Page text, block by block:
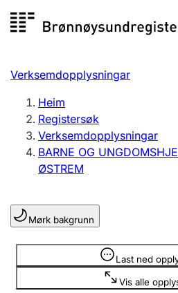
til
Registersøk
Aksjeselskap
Enkeltpersonføretak
Registrere, endre, slette
Lag og foreining
Registrere, endre, slette
Fleire organisasjonsformer
Verksemdopplysningar
Heim
Registersøk
Verksemdopplysningar
BARNE OG
ØSTREM
Mørk bakgrunn
Last ned
Vis alle
Opplysninger er skjult